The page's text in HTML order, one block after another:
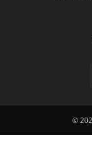
©